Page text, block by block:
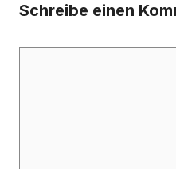
Schreibe einen